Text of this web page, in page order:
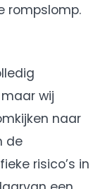
rompslomp.
wij
naar
de
risico’s in